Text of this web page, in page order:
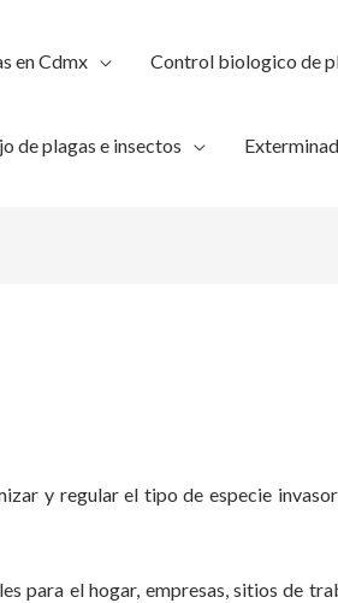
en Cdmx Control biologico de
de plagas e insectos
y regular el tipo de especie
para el hogar, empresas, sitios de